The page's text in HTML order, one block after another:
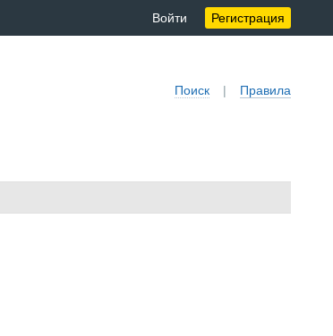
Войти Регистрация
Поиск | Правила